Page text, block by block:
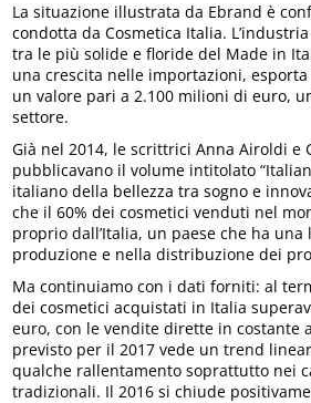
La situazione illustrata da Ebrand è
condotta da Cosmetica Italia.
tra le più solide e floride del Made in
una crescita nelle importazioni,
un valore pari a 2.100 milioni di euro,
settore.
Già nel 2014, le scrittrici Anna Airoldi e
pubblicavano il volume intitolato
italiano della bellezza tra sogno e
che il 60% dei cosmetici venduti nel
proprio dall’Italia, un paese che ha
produzione e nella distribuzione dei
Ma continuiamo con i dati forniti: al
dei cosmetici acquistati in Italia
euro, con le vendite dirette in costante
previsto per il 2017 vede un trend
qualche rallentamento soprattutto nei
tradizionali. Il 2016 si chiude